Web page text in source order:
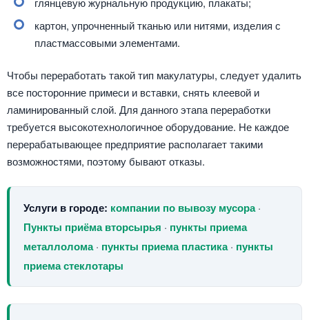
картон, упрочненный тканью или нитями, изделия с
пластмассовыми элементами.
Чтобы переработать такой тип макулатуры, следует удалить
все посторонние примеси и вставки, снять клеевой и
ламинированный слой. Для данного этапа переработки
требуется высокотехнологичное оборудование. Не каждое
перерабатывающее предприятие располагает такими
возможностями, поэтому бывают отказы.
Услуги в городе: компании по вывозу мусора·
Пункты приёма вторсырья · пункты приема
металлолома· пункты приема пластика· пункты
приема стеклотары